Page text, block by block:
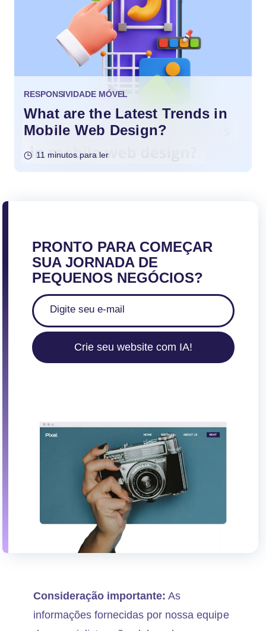
RESPONSIVIDADE MÓVEL
What are the Latest Trends in
Mobile Web Design?
11 minutos para ler
PRONTO PARA COMEÇAR
SUA JORNADA DE
PEQUENOS NEGÓCIOS?
Crie seu website com IA!
Consideração importante: As
informações fornecidas por nossa equipe